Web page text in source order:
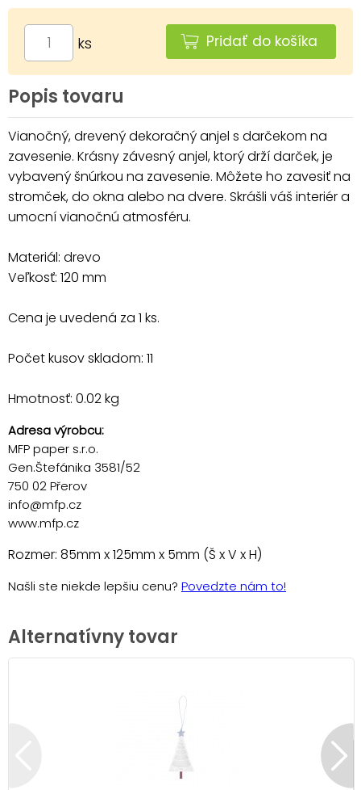
ks Pridať do košíka
Popis tovaru
Vianočný, drevený dekoračný anjel s darčekom na
zavesenie. Krásny závesný anjel, ktorý drží darček, je
vybavený šnúrkou na zavesenie. Môžete ho zavesiť na
stromček, do okna alebo na dvere. Skrášli váš interiér a
umocní vianočnú atmosféru.
Materiál: drevo
Veľkosť: 120 mm
Cena je uvedená za 1 ks.
Počet kusov skladom: 11
Hmotnosť: 0.02 kg
Adresa výrobcu:
MFP paper s.r.o.
Gen.Štefánika 3581/52
750 02 Přerov
info@mfp.cz
www.mfp.cz
Rozmer: 85mm x 125mm x 5mm (Š x V x H)
Našli ste niekde lepšiu cenu? Povedzte nám to!
Alternatívny tovar